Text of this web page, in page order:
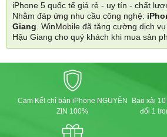
iPhone 5 quốc tế giá rẻ - uy tín - chất
Nhằm đáp ứng nhu cầu công nghệ:
Giang. WinMobile đã tăng cường dịch
Hậu Giang cho quý khách khi mua sản
Cam Kết chỉ bán iPhone NGUYÊN
ZIN 100%
Bao xài
đổi 1